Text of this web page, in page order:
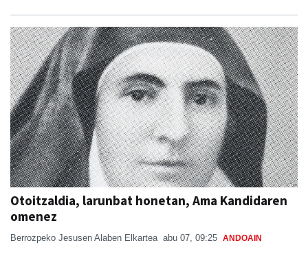
Otoitzaldia, larunbat honetan, Ama Kandidaren
omenez
Berrozpeko Jesusen Alaben Elkartea abu 07, 09:25 ANDOAIN